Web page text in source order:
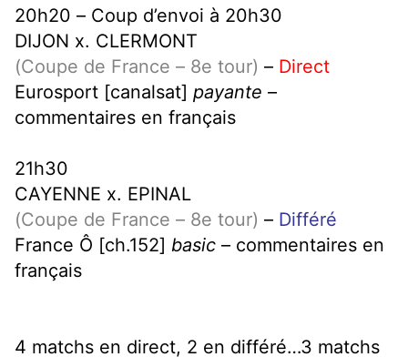
20h20 – Coup d’envoi à 20h30
DIJON x. CLERMONT
(Coupe de France – 8e tour) – Direct
Eurosport [canalsat] payante –
commentaires en français
21h30
CAYENNE x. EPINAL
(Coupe de France – 8e tour) – Différé
France Ô [ch.152] basic – commentaires en
français
4 matchs en direct, 2 en différé…3 matchs